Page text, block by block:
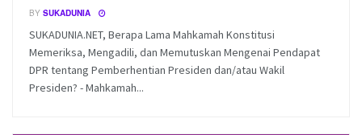
BY SUKADUNIA
SUKADUNIA.NET, Berapa Lama Mahkamah Konstitusi
Memeriksa, Mengadili, dan Memutuskan Mengenai Pendapat
DPR tentang Pemberhentian Presiden dan/atau Wakil
Presiden? - Mahkamah...